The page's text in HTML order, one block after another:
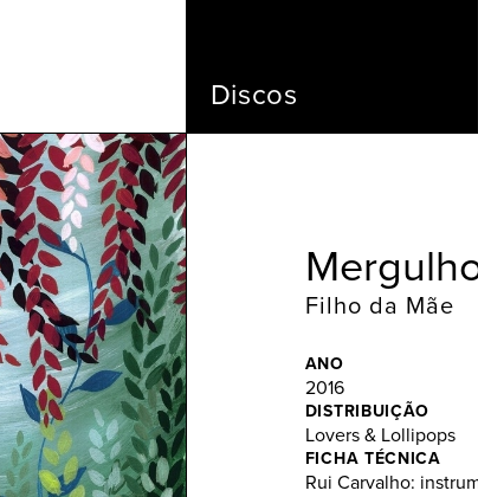
Discos
Filho da Mãe
ANO
2016
DISTRIBUIÇÃO
Lovers & Lollipops
FICHA TÉCNICA
Rui Carvalho: